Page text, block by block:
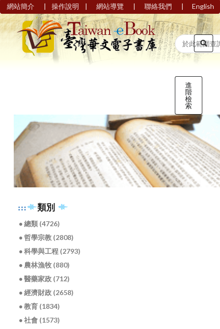
網站簡介 | 操作說明 | 網站導覽 | 聯絡我們 | English
進
階
檢
索
::: 類別
● 總類 (4726)
● 哲學宗教 (2808)
● 科學與工程 (2793)
● 農林漁牧 (880)
● 醫藥家政 (712)
● 經濟財政 (2658)
● 教育 (1834)
● 社會 (1573)